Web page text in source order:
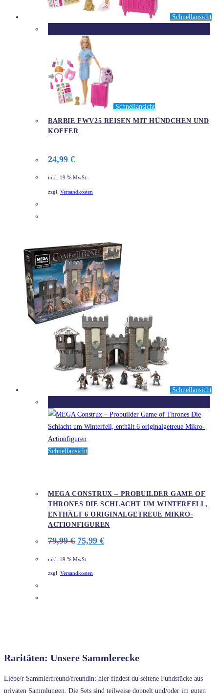
Schnellansicht
Schnellansicht
BARBIE FWV25 REISEN MIT HÜNDCHEN UND
KOFFER
24,99 €
inkl. 19 % MwSt.
zzgl. Versandkosten
Schnellansicht
Schnellansicht
MEGA CONSTRUX – PROBUILDER GAME OF
THRONES DIE SCHLACHT UM WINTERFELL,
ENTHÄLT 6 ORIGINALGETREUE MIKRO-
ACTIONFIGUREN
79,99€ Ursprünglicher
Preis
war:
75,99 €Aktueller
inkl. 19 % MwSt.
zzgl. Versandkosten
Raritäten: Unsere Sammlerecke
Liebe/r Sammlerfreund/freundin: hier findest du seltene Fundstücke aus
privaten Sammlungen. Die Sets sind teilweise doppelt und/oder im guten